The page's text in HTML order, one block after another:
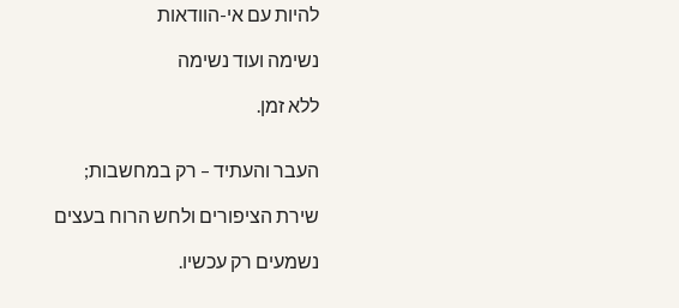
להיות עם אי-הוודאות
נשימה ועוד נשימה
ללא זמן.
העבר והעתיד – רק במחשבות;
שירת הציפורים ולחש הרוח בעצים
נשמעים רק עכשיו.